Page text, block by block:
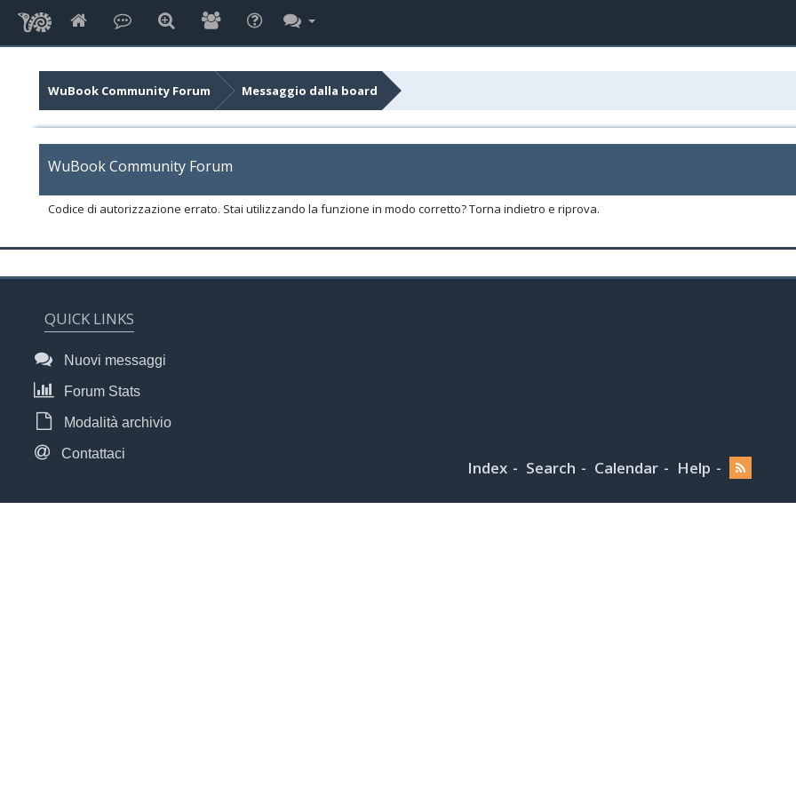
WuBook Community Forum Messaggio dalla board
WuBook Community Forum
Codice di autorizzazione errato. Stai utilizzando la funzione in modo corretto? Torna indietro e riprova.
QUICK LINKS
Nuovi messaggi
Forum Stats
Modalità archivio
Contattaci
Index Search Calendar Help